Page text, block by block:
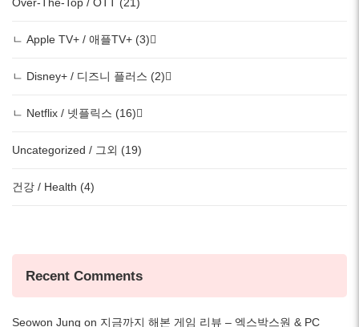
ㄴ Apple TV+ / 애플TV+ (3)
ㄴ Disney+ / 디즈니 플러스 (2)
ㄴ Netflix / 넷플릭스 (16)
Uncategorized / 그외 (19)
건강 / Health (4)
Recent Comments
Seowon Jung on 지금까지 해본 게임 리뷰 – 엑스박스원 & PC